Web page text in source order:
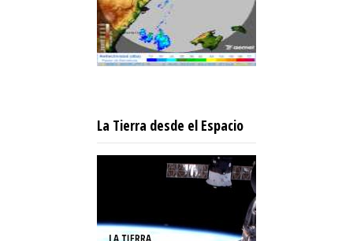
La Tierra desde el Espacio